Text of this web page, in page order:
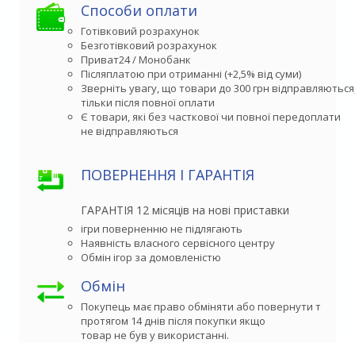
Способи оплати
Готівковий розрахунок
Безготівковий розрахунок
Приват24 / Монобанк
Післяплатою при отриманні (+2,5% від суми)
Зверніть увагу, що товари до 300 грн
тільки після повної оплати
Є товари, які без часткової чи повної передоплати
не відправляються
ПОВЕРНЕННЯ І ГАРАНТІЯ
ГАРАНТІЯ 12 місяців на нові приставки
ігри поверненню не підлягають
Наявність власного сервісного центру
Обмін ігор за домовленістю
Обмін
Покупець має право обміняти або повернути товар
протягом 14 днів після покупки якщо
товар не був у використанні.